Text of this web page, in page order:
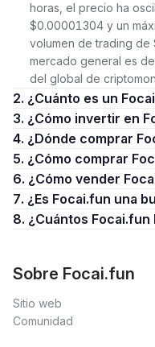
horas, el precio ha
$0.00001304 y un
volumen de trading de
mercado general es
del global de
2. ¿Cuánto es un
3. ¿Cómo invertir en
4. ¿Dónde comprar
5. ¿Cómo comprar
6. ¿Cómo vender
7. ¿Es Focai.fun una
8. ¿Cuántos Focai.fun
Sobre Focai.fun
Sitio web
Comunidad